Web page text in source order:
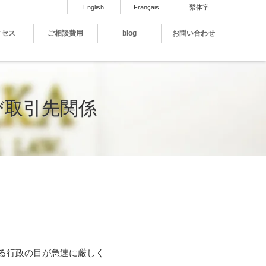
English Français 繫体字
ス ご相談費用 blog お問い合わせ
引先関係
政の目が急速に厳しく